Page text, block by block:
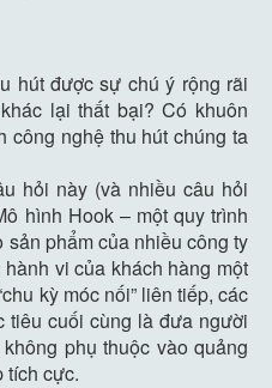
hút được sự chú ý rộng rãi
lại thất bại? Có khuôn
công nghệ thu hút chúng ta
hỏi này (và nhiều câu hỏi
hình Hook – một quy trình
phẩm của nhiều công ty
vi của khách hàng một
kỳ móc nối” liên tiếp, các
tiêu cuối cùng là đưa người
phụ thuộc vào quảng
tích cực.